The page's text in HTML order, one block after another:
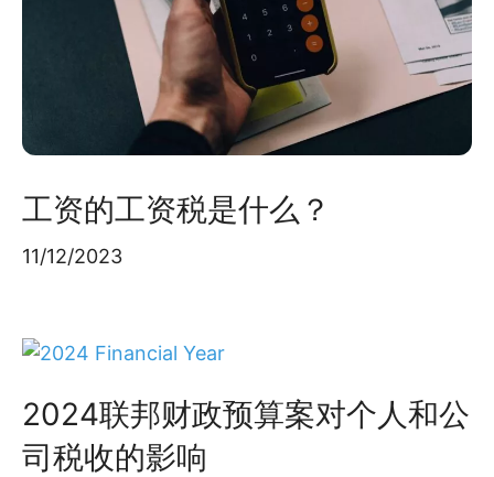
工资的工资税是什么？
11/12/2023
2024联邦财政预算案对个人和公
司税收的影响